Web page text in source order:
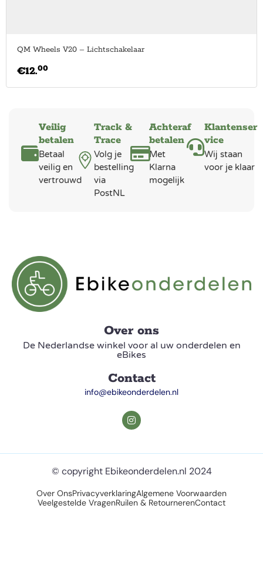
QM Wheels V20 – Lichtschakelaar
€12.00
Veilig
betalen
Betaal
veilig en
vertrouwd
Track &
Trace
Volg je
bestelling
via
PostNL
Achteraf
betalen
Met
Klarna
mogelijk
Klantenser
vice
Wij staan
voor je klaar
Over ons
De Nederlandse winkel voor al uw onderdelen en
eBikes
Contact
info@ebikeonderdelen.nl
© copyright Ebikeonderdelen.nl 2024
Over OnsPrivacyverklaringAlgemene Voorwaarden
Veelgestelde VragenRuilen & RetournerenContact